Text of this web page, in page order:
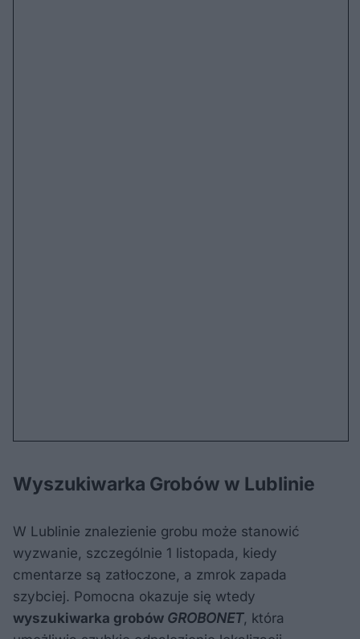
Wyszukiwarka Grobów w Lublinie
W Lublinie znalezienie grobu może stanowić
wyzwanie, szczególnie 1 listopada, kiedy
cmentarze są zatłoczone, a zmrok zapada
szybciej. Pomocna okazuje się wtedy
wyszukiwarka grobów GROBONET, która